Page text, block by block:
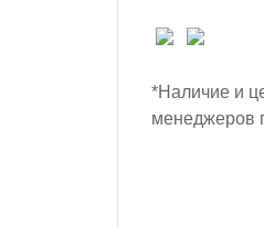
*Наличие и
менеджеров